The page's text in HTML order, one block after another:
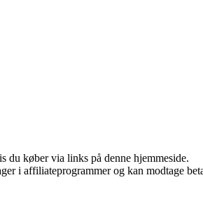
du køber via links på denne hjemmeside.
i affiliateprogrammer og kan modtage